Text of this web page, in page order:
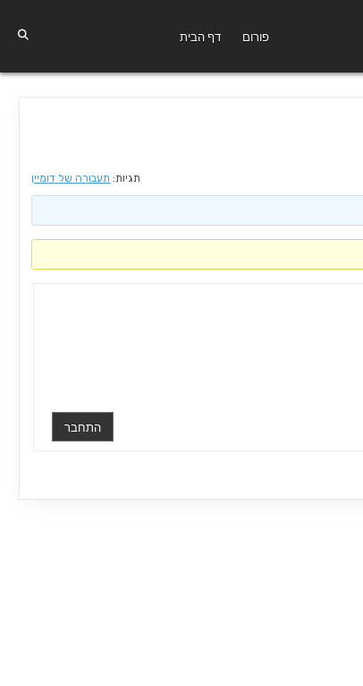
דף הבית פורום
תגיות: תעבורה של דומיין
התחבר